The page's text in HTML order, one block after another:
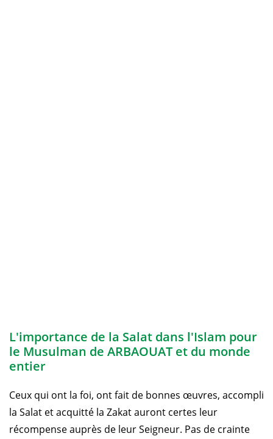
L'importance de la Salat dans l'Islam pour
le Musulman de ARBAOUAT et du monde
entier
Ceux qui ont la foi, ont fait de bonnes œuvres, accompli
la Salat et acquitté la Zakat auront certes leur
récompense auprès de leur Seigneur. Pas de crainte